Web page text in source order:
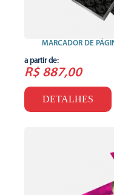
MARCADOR DE
a partir de:
R$ 887,00
DETALHES